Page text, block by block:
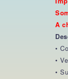
A
•
•
•